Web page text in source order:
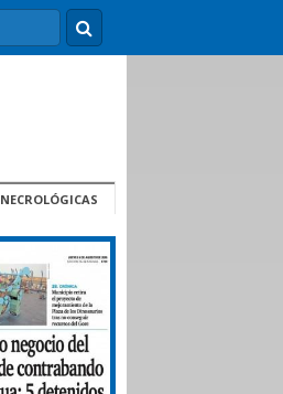
NECROLÓGICAS